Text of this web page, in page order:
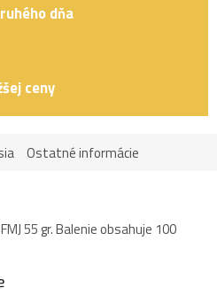
dňa
ceny
Ostatné informácie
55 gr. Balenie obsahuje 100